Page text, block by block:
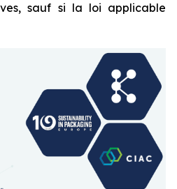
sauf si la loi applicable